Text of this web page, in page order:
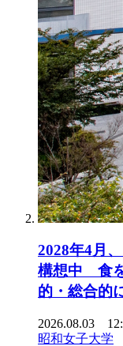
2028年4月
構想中 食
的・総合的
2026.08.03
昭和女子大学